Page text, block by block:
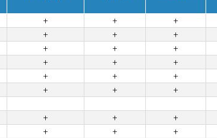
+ + +
+ +
+
+ +
+
+ +
+
+ + +
+ + +
+ + +
+ + +